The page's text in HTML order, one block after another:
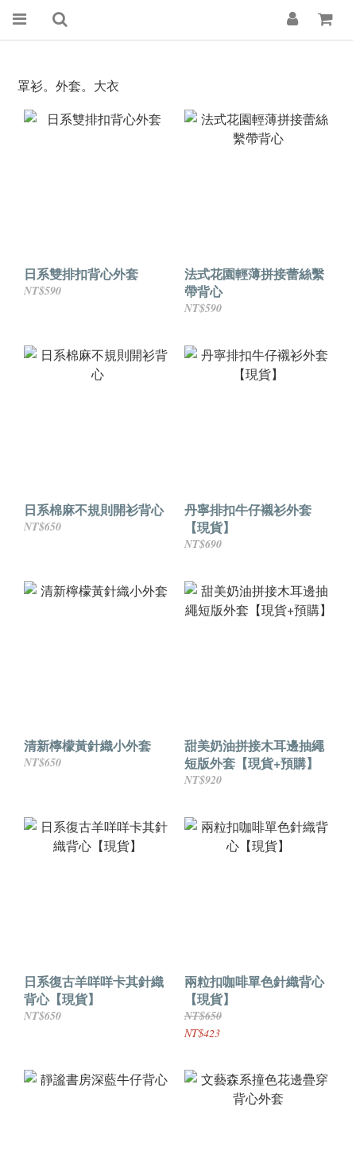
罩衫。外套。大衣
日系雙排扣背心外套
NT$590
法式花園輕薄拼接蕾絲繫
帶背心
NT$590
日系棉麻不規則開衫背心
NT$650
丹寧排扣牛仔襯衫外套
【現貨】
NT$690
清新檸檬黃針織小外套
NT$650
甜美奶油拼接木耳邊抽繩
短版外套【現貨+預購】
NT$920
日系復古羊咩咩卡其針織
背心【現貨】
NT$650
兩粒扣咖啡單色針織背心
【現貨】
NT$650
NT$423